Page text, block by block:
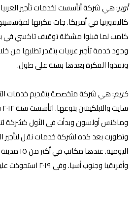
أوبر
كاليفورنيا في أمريكا. جات فكرتها
كامب لما قبلوا مشكلة توقيف تاكسي في
وجود خدمة تأجير عربيات بتقدر تطلبها من
ونفذوا الفكرة بعدها بسنة على طول.
كريم: هي شركة متخصصة بتقديم خدمات
وماكنس أولسون وبدأت فى الأول كشركة
وتطورت بعد كده لشركة خدمات نقل لتأجير
اليومية.
وأفريقيا وجنوب أسيا. وفى ٢٠١٩ استحوذت عليها شركة